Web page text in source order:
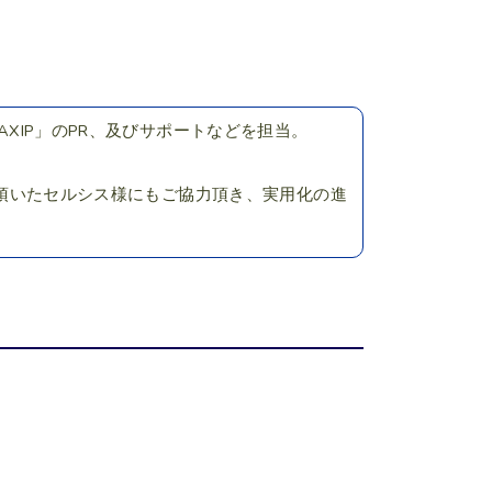
」のPR、及びサポートなどを担当。
たセルシス様にもご協力頂き、実用化の進